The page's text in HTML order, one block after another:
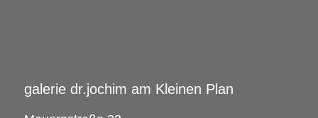
galerie dr.jochim am Kleinen Plan